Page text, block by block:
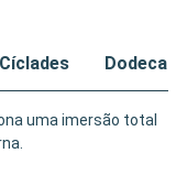
Cíclades
uma imersão total